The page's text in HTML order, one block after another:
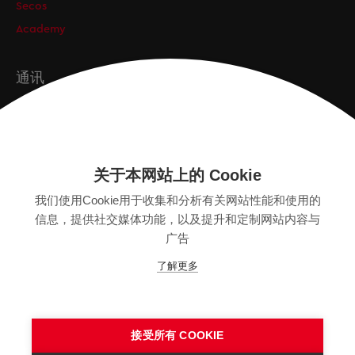
样志向远大的人才
Secos
Academy
通讯
SITEMAP
关于本网站上的 Cookie
我们使用Cookie用于收集和分析有关网站性能和使用的
信息，提供社交媒体功能，以及提升和定制网站内容与
广告
了解更多
接受所有 COOKIE